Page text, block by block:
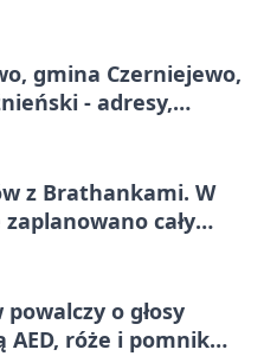
gmina Czerniejewo,
- adresy,
z Brathankami. W
cały
o głosy
AED, róże i pomnik